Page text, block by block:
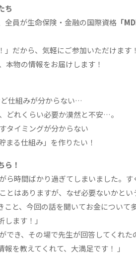
ち
全員が生命保険・金融の国際資格「
」だから、気軽にご参加いただけます！
本物の情報をお届けします！
仕組みが分からない…
どれくらい必要か漠然と不安…。
タイミングが分からない
まる仕組み」を作りたい！
ら！
ら時間ばかり過ぎてしまいました。す
とはありますが、なぜ必要ないかと
こと、今回の話を聞いてお金について
ます！」
でき、その場で先生が回答してくれた
を教えてくれて、大満足です！ 」